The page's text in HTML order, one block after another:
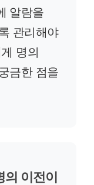
알람을
관리해야
명의
금한 점을
이전이